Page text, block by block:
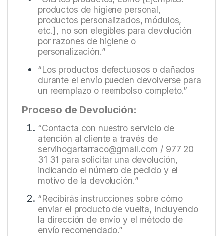
productos de higiene personal,
productos personalizados, módulos,
etc.], no son elegibles para devolución
por razones de higiene o
personalización.”
“Los productos defectuosos o dañados
durante el envío pueden devolverse para
un reemplazo o reembolso completo.”
Proceso de Devolución:
“Contacta con nuestro servicio de
atención al cliente a través de
servihogartarraco@gmail.com / 977 20
31 31 para solicitar una devolución,
indicando el número de pedido y el
motivo de la devolución.”
“Recibirás instrucciones sobre cómo
enviar el producto de vuelta, incluyendo
la dirección de envío y el método de
envío recomendado.”